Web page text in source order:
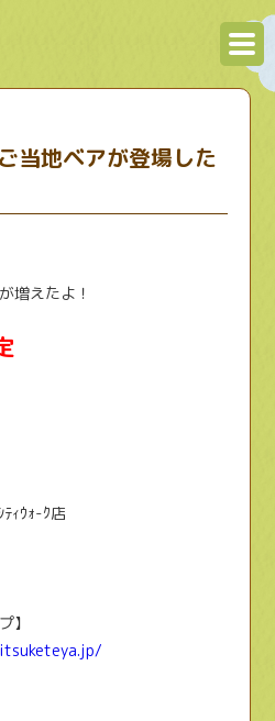
当地ベアが登場した
増えたよ！
ｨｳｫ-ｸ店
】